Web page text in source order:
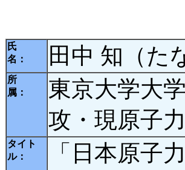
氏
名：
田中 知（た
所
属：
東京大学大
攻・現原子
タイト
ル：
「日本原子